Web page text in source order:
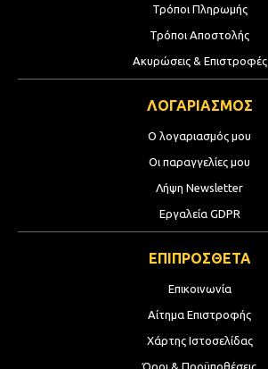
Τρόποι Πληρωμής
Τρόποι Αποστολής
Ακυρώσεις & Επιστροφές
ΛΟΓΑΡΙΑΣΜΟΣ
Ο λογαριασμός μου
Οι παραγγελίες μου
Λήψη Newsletter
Εργαλεία GDPR
ΕΠΙΠΡΟΣΘΕΤΑ
Επικοινωνία
Αίτημα Επιστροφής
Χάρτης Ιστοσελίδας
Όροι & Προϋποθέσεις